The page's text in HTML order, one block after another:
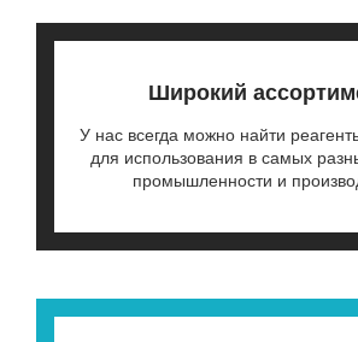
Широкий
У нас всегда можно найти
для использования в самых
промышленности и